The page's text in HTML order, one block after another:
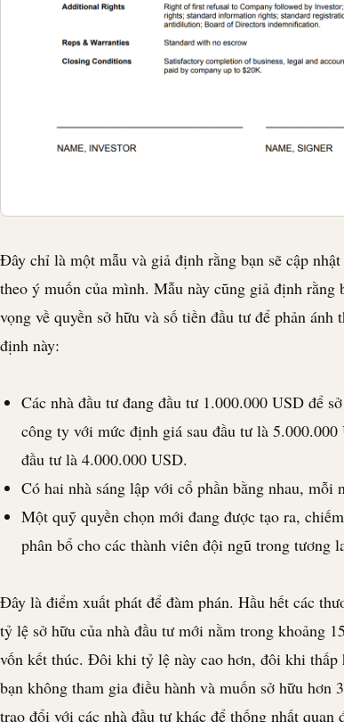
Đây chỉ là một mẫu và giả định rằng bạn sẽ cập
theo ý muốn của mình. Mẫu này cũng giả định rằng
vọng về quyền sở hữu và số tiền đầu tư để phản
định này:
Các nhà đầu tư đang đầu tư 1.000.000 USD để
công ty với mức định giá sau đầu tư là
đầu tư là 4.000.000 USD.
Có hai nhà sáng lập với cổ phần bằng nhau, mỗi
Một quỹ quyền chọn mới đang được tạo ra,
phân bổ cho các thành viên đội ngũ trong tương
Đây là điểm xuất phát để đàm phán. Hầu hết các
tỷ lệ sở hữu của nhà đầu tư mới nằm trong khoảng
vốn kết thúc. Đôi khi tỷ lệ này cao hơn, đôi khi thấp
bạn không tham gia điều hành và muốn sở hữu hơn
trao đổi với các nhà đầu tư khác để thống nhất quan